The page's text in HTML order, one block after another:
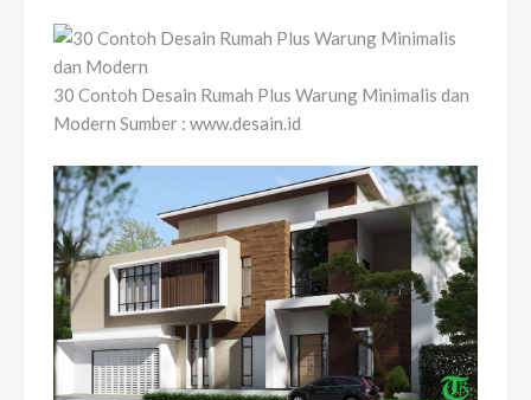
30 Contoh Desain Rumah Plus Warung Minimalis dan
Modern Sumber : www.desain.id